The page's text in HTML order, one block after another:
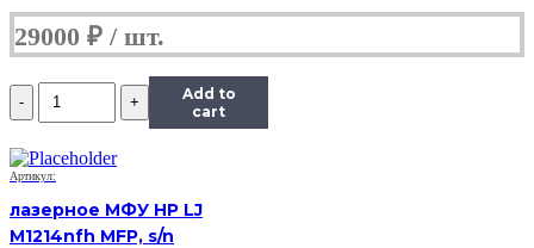
29000 ₽
Количество
МФУ
LaserJet
3055,
У)
Add to
cart
Артикул:
лазерное МФУ HP LJ
M1214nfh MFP, s/n